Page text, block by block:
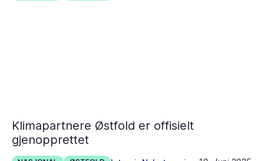
Klimapartnere Østfold er offisielt
gjenopprettet